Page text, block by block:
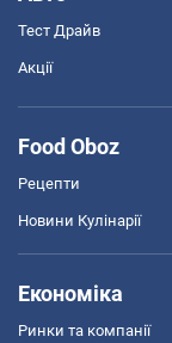
Тест Драйв
Акції
Food Oboz
Рецепти
Новини Кулінарії
Економіка
Ринки та компанії